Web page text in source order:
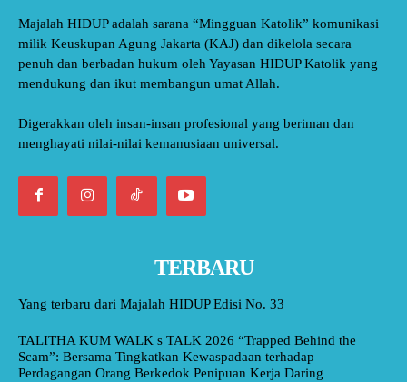
Majalah HIDUP adalah sarana “Mingguan Katolik” komunikasi
milik Keuskupan Agung Jakarta (KAJ) dan dikelola secara
penuh dan berbadan hukum oleh Yayasan HIDUP Katolik yang
mendukung dan ikut membangun umat Allah.
Digerakkan oleh insan-insan profesional yang beriman dan
menghayati nilai-nilai kemanusiaan universal.
TERBARU
Yang terbaru dari Majalah HIDUP Edisi No. 33
TALITHA KUM WALK s TALK 2026 “Trapped Behind the
Scam”: Bersama Tingkatkan Kewaspadaan terhadap
Perdagangan Orang Berkedok Penipuan Kerja Daring